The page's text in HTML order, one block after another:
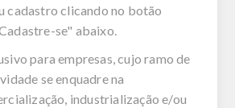
cadastro clicando no botão
se" abaixo.
para empresas, cujo ramo de
se enquadre na
industrialização e/ou